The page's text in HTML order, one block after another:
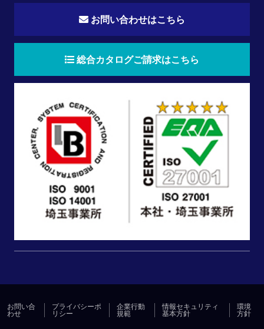
お問い合わせはこちら
総合カタログご請求はこちら
お問い合
わせ
プライバシーポ
リシー
企業行動
規範
情報セキュリティ
基本方針
環境
方針